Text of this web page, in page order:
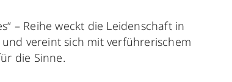
– Reihe weckt die Leidenschaft in
vereint sich mit verführerischem
die Sinne.